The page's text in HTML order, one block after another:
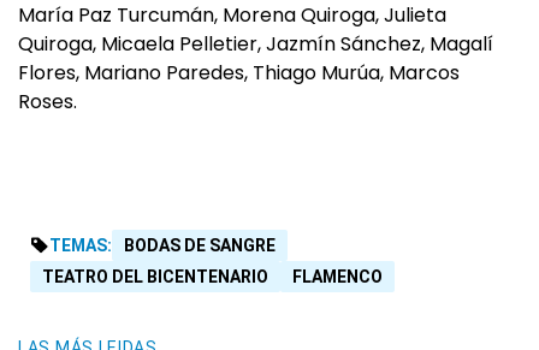
María Paz Turcumán, Morena Quiroga, Julieta
Quiroga, Micaela Pelletier, Jazmín Sánchez, Magalí
Flores, Mariano Paredes, Thiago Murúa, Marcos
Roses.
TEMAS:
BODAS DE SANGRE
TEATRO DEL BICENTENARIO
FLAMENCO